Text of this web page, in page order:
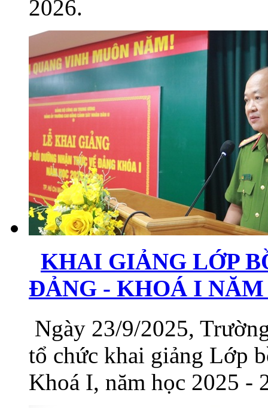
2026.
KHAI GIẢNG LỚP
ĐẢNG - KHOÁ I
Ngày 23/9/2025,
tổ chức khai giảng Lớp
Khoá I, năm học 2025 -